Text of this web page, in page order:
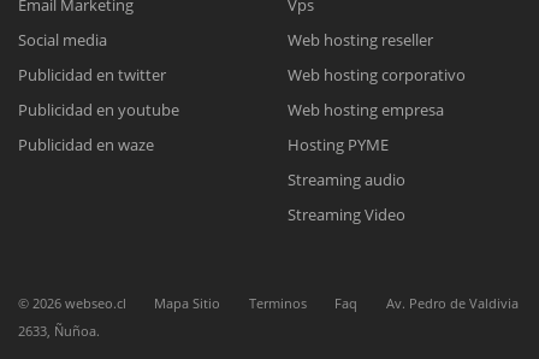
Reunión online
Nuestros ejecutivos le enviarán un correo electrónico con el enlace a
Meet para la reunión online.
Cotización
Chat Online
Todos nuestros ejecutivos están fuera de línea. Complete el formulario
Email Marketing
Social media
Publicidad en twitter
Publicidad en youtube
Publicidad en waze
Vps
Web hosting reseller
Web hosting corporativo
Web hosting empresa
Hosting PYME
Streaming audio
Streaming Video
© 2026 webseo.cl Mapa Sitio Terminos Faq
Av. Pedro de Valdivia
2633, Ñuñoa.